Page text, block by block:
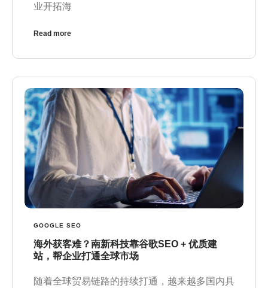
业开拓海
Read more
GOOGLE SEO
海外获客难？南新科技靠谷歌SEO + 优质建
站，帮企业打通全球市场
随着全球贸易链路的持续打通，越来越多国内具